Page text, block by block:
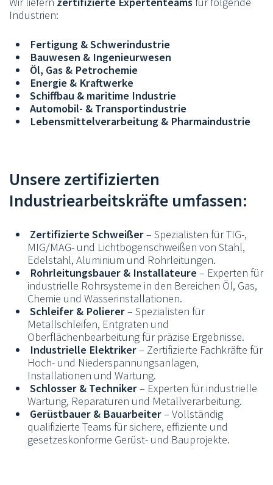
Industrien:
Fertigung & Schwerindustrie
Bauwesen & Ingenieurwesen
Öl, Gas & Petrochemie
Energie & Kraftwerke
Schiffbau & maritime Industrie
Automobil- & Transportindustrie
Lebensmittelverarbeitung & Pharmaindustrie
Unsere zertifizierten
Industriearbeitskräfte umfassen:
Zertifizierte Schweißer– Spezialisten für TIG-,
MIG/MAG- und Lichtbogenschweißen von Stahl,
Edelstahl, Aluminium und Rohrleitungen.
Rohrleitungsbauer & Installateure– Experten für
industrielle Rohrsysteme in den Bereichen Öl, Gas,
Chemie und Wasserinstallationen.
Schleifer & Polierer– Spezialisten für
Metallschleifen, Entgraten und
Oberflächenbearbeitung für präzise Ergebnisse.
Industrielle Elektriker– Zertifizierte Fachkräfte für
Hoch- und Niederspannungsanlagen,
Installationen und Wartung.
Schlosser & Techniker– Experten für industrielle
Wartung, Reparaturen und Metallverarbeitung.
Gerüstbauer & Bauarbeiter– Vollständig
qualifizierte Teams für sichere, effiziente und
gesetzeskonforme Gerüst- und Bauprojekte.